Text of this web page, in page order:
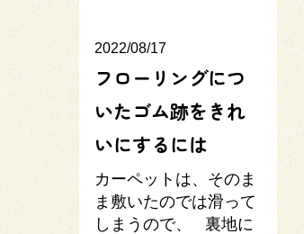
2022/08/17
フローリングにつ
いたゴム跡をきれ
いにするには
カーペットは、そのま
ま敷いたのでは滑って
しまうので、 裏地に